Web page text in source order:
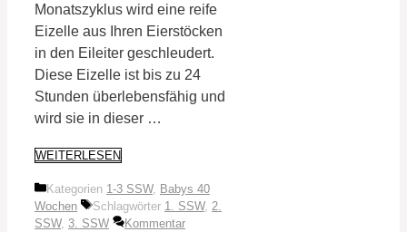
Monatszyklus wird eine reife
Eizelle aus Ihren Eierstöcken
in den Eileiter geschleudert.
Diese Eizelle ist bis zu 24
Stunden überlebensfähig und
wird sie in dieser …
WEITERLESEN
Kategorien 1-3 SSW, Babys 40
Wochen
Schlagwörter 1. SSW, 2.
SSW, 3. SSW
Kommentar